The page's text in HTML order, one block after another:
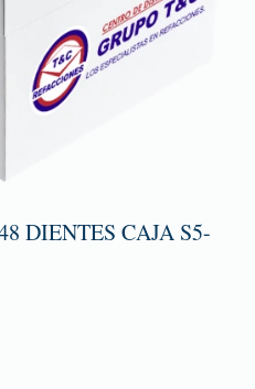
DIENTES CAJA S5-